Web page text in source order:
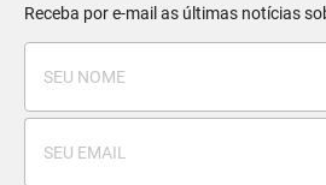
Receba por e-mail as últimas notícias